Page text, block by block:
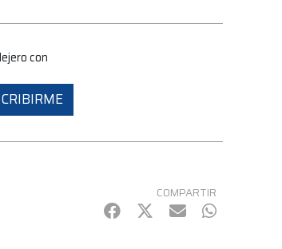
con
COMPARTIR
Facebook
Twitter
mail WhatsApp